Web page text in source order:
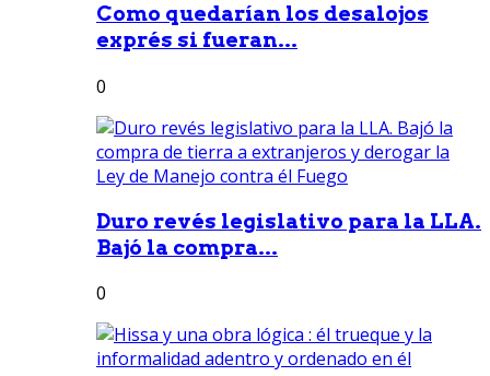
Como quedarían los desalojos
exprés si fueran...
0
Duro revés legislativo para la LLA.
Bajó la compra...
0